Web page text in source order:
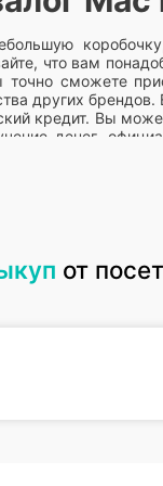
что вам
сможете
других
кредит. Вы
денег,
раз обновляли
опасных
можете его
ссуду,
от